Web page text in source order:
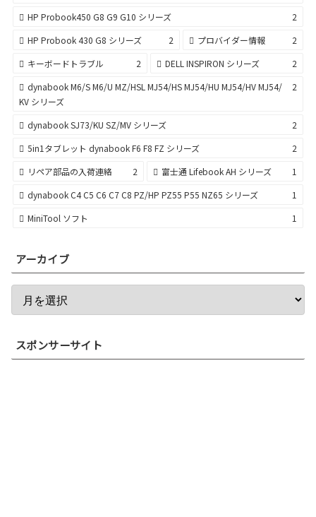
HP Probook450 G8 G9 G10 シリーズ
2
HP Probook 430 G8 シリーズ
2 プロバイダー情報
2
キーボードトラブル
2 DELL INSPIRON シリーズ
2
dynabook M6/S M6/U MZ/HSL MJ54/HS MJ54/HU MJ54/HV MJ54/
KV シリーズ
2
dynabook SJ73/KU SZ/MV シリーズ
2
5in1タブレット dynabook F6 F8 FZ シリーズ
2
リペア部品の入荷連絡
2 富士通 Lifebook AH シリーズ
1
dynabook C4 C5 C6 C7 C8 PZ/HP PZ55 P55 NZ65 シリーズ
1
MiniTool ソフト
1
アーカイブ
スポンサーサイト